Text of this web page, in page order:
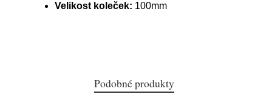
Velikost koleček: 100mm
Podobné produkty